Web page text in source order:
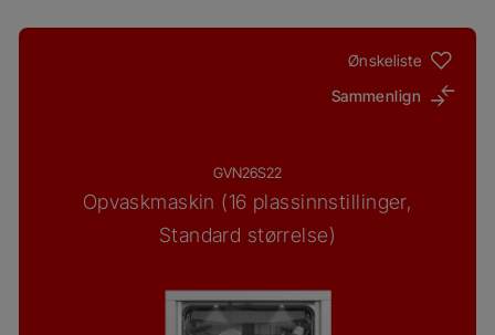
Ønskeliste
Sammenlign
GVN26S22
Opvaskmaskin (16 plassinnstillinger,
Standard størrelse)